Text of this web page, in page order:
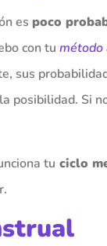
es poco
con tu método
sus
posibilidad. Si
tu ciclo